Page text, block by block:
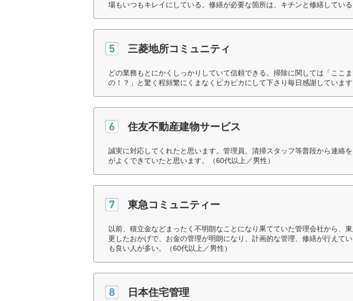
場もいつもキレイにしている。修繕が必要な箇所は、キチンと修繕している
三菱地所コミュニティ
どの業務もとにかくしっかりしていて信頼できる。掃除に関しては「ここ
の！？」と驚く程頻繁にくまなくピカピカにして下さり毎日感謝しています
住友不動産建物サービス
誠実に対応してくれたと思います。管理員、清掃スタッフ等普段から連絡
がよくできていたと思います。（60代以上／男性）
東急コミュニティー
以前、積立金などまったく不明朗なことになり果てていた管理会社から、
更したおかげで、お金の管理が明朗になり、計画的な管理、修繕が行えて
も良い人が多い。（60代以上／男性）
日本住宅管理